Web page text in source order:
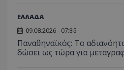
ΕΛΛΑΔΑ
09.08.2026 - 07:35
Παναθηναϊκός: Το
δώσει ως τώρα για